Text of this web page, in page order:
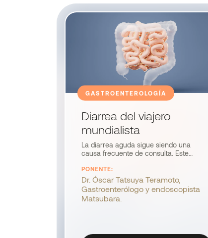
GASTROENTEROLOGÍA
Diarrea del viajero
mundialista
La diarrea aguda sigue siendo una
causa frecuente de consulta. Este
tratamiento de la diarrea del viajero,
destacando factores de riesgo
asociados a viajes y eventos masivos, y
ofrece herramientas prácticas basadas
en evidencia para la atención primaria.
PONENTE:
Dr. Óscar Tatsuya Teramoto,
Gastroenterólogo y endoscopista
Matsubara.